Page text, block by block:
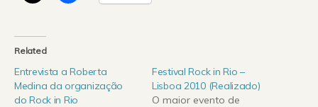
Related
Entrevista a Roberta
Medina da organização
do Rock in Rio
Festival Rock in Rio –
Lisboa 2010 (Realizado)
O maior evento de